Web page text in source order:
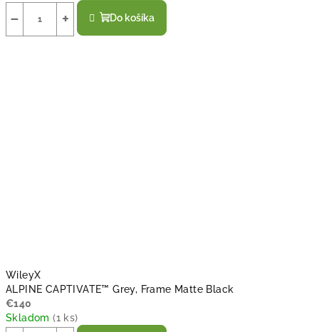
+
− Do košíka
ALPINE CAPTIVATE™ Grey, Frame Matte Black
WileyX
€140
Skladom(1 ks)